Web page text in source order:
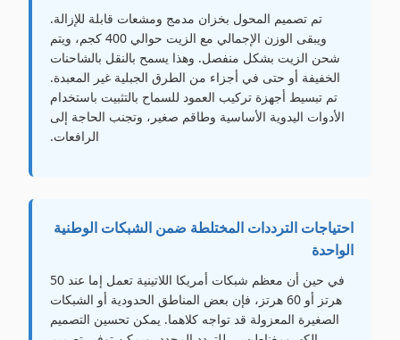
تم تصميم المحول بخزان مدمج ومشعات قابلة للإزالة.
ويبقى الوزن الإجمالي مع الزيت حوالي 400 كجم، ويتم
شحن الزيت بشكل منفصل. وهذا يسمح بالنقل بالشاحنات
الخفيفة أو حتى في أجزاء من الطرق الجبلية غير المعبدة.
تم تبسيط أجهزة تركيب العمود للسماح بالتثبيت باستخدام
الأدوات اليدوية الأساسية وطاقم صغير، وتجنب الحاجة إلى
الرافعات.
احتياجات الترددات المختلطة ضمن الشبكات الوطنية
الواحدة
في حين أن معظم شبكات أمريكا اللاتينية تعمل إما عند 50
هرتز أو 60 هرتز، فإن بعض المناطق الحدودية أو الشبكات
الصغيرة المعزولة قد تواجه كلاهما. يمكن تحسين التصميم